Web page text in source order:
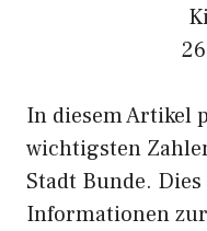
In diesem Artikel
wichtigsten
Stadt Bunde.
Informationen